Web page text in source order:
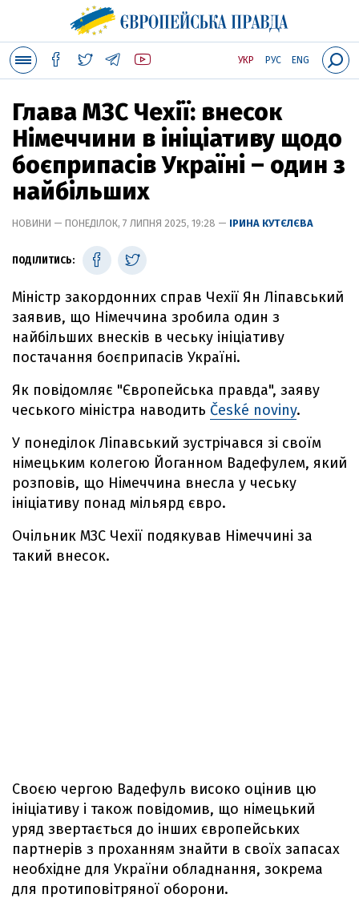
УКР РУС ENG
Глава МЗС Чехії: внесок
Німеччини в ініціативу щодо
боєприпасів Україні – один з
найбільших
НОВИНИ — ПОНЕДІЛОК, 7 ЛИПНЯ 2025, 19:28 — ІРИНА КУТЄЛЄВА
ПОДІЛИТИСЬ:
Міністр закордонних справ Чехії Ян Ліпавський
заявив, що Німеччина зробила один з
найбільших внесків в чеську ініціативу
постачання боєприпасів Україні.
Як повідомляє "Європейська правда", заяву
чеського міністра наводить České noviny.
У понеділок Ліпавський зустрічався зі своїм
німецьким колегою Йоганном Вадефулем, який
розповів, що Німеччина внесла у чеську
ініціативу понад мільярд євро.
Очільник МЗС Чехії подякував Німеччині за
такий внесок.
Своєю чергою Вадефуль високо оцінив цю
ініціативу і також повідомив, що німецький
уряд звертається до інших європейських
партнерів з проханням знайти в своїх запасах
необхідне для України обладнання, зокрема
для протиповітряної оборони.